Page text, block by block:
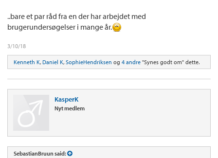
..bare et par råd fra en der har arbejdet med
brugerundersøgelser i mange år.
3/10/18
Kenneth K, Daniel K, SophieHendriksen og 4 andre "Synes godt om" dette.
KasperK
Nyt medlem
SebastianBruun said: